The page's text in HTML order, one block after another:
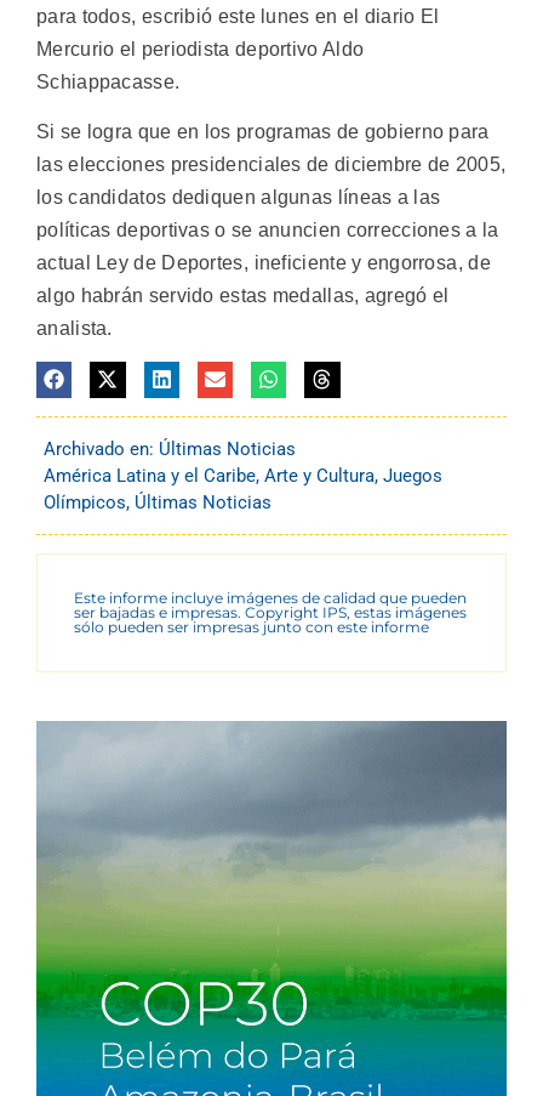
para todos, escribió este lunes en el diario El
Mercurio el periodista deportivo Aldo
Schiappacasse.
Si se logra que en los programas de gobierno para
las elecciones presidenciales de diciembre de 2005,
los candidatos dediquen algunas líneas a las
políticas deportivas o se anuncien correcciones a la
actual Ley de Deportes, ineficiente y engorrosa, de
algo habrán servido estas medallas, agregó el
analista.
Archivado en: Últimas Noticias
América Latina y el Caribe, Arte y Cultura, Juegos
Olímpicos, Últimas Noticias
Este informe incluye imágenes de calidad que pueden
ser bajadas e impresas. Copyright IPS, estas imágenes
sólo pueden ser impresas junto con este informe